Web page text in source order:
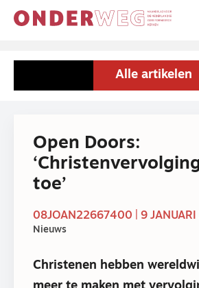
Alle artikelen
Open Doors:
toe’
08JOAN22667400 | 9
Nieuws
Christenen hebben